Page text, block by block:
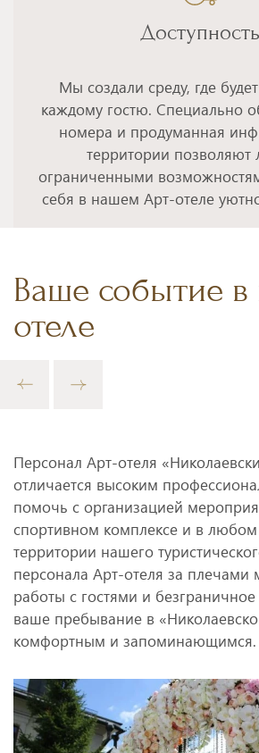
Доступность
Мы создали среду, где
каждому гостю. Специально
номера и продуманная
территории позволяют
ограниченными
себя в нашем Арт-отеле
Ваше событие
отеле
Персонал Арт-отеля
отличается высоким
помочь с организацией
спортивном комплексе и в
территории нашего
персонала Арт-отеля за плечами
работы с гостями и
ваше пребывание в
комфортным и запоминающимся.